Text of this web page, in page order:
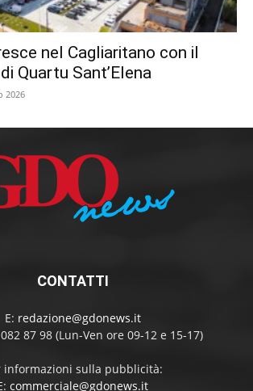
nel Cagliaritano con il
Quartu Sant’Elena
2026
CONTATTI
E: redazione@gdonews.it
87 98 (Lun-Ven ore 09-12 e 15-17)
informazioni sulla pubblicità:
commerciale@gdonews.it